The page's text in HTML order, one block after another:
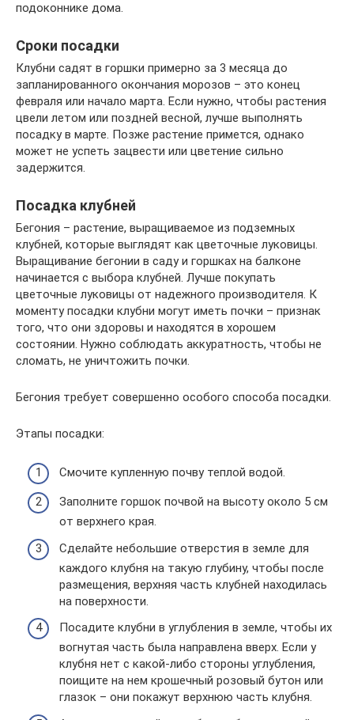
подоконнике дома.
Сроки посадки
Клубни садят в горшки примерно за 3 месяца до
запланированного окончания морозов – это конец
февраля или начало марта. Если нужно, чтобы растения
цвели летом или поздней весной, лучше выполнять
посадку в марте. Позже растение примется, однако
может не успеть зацвести или цветение сильно
задержится.
Посадка клубней
Бегония – растение, выращиваемое из подземных
клубней, которые выглядят как цветочные луковицы.
Выращивание бегонии в саду и горшках на балконе
начинается с выбора клубней. Лучше покупать
цветочные луковицы от надежного производителя. К
моменту посадки клубни могут иметь почки – признак
того, что они здоровы и находятся в хорошем
состоянии. Нужно соблюдать аккуратность, чтобы не
сломать, не уничтожить почки.
Бегония требует совершенно особого способа посадки.
Этапы посадки:
Смочите купленную почву теплой водой.
Заполните горшок почвой на высоту около 5 см
от верхнего края.
Сделайте небольшие отверстия в земле для
каждого клубня на такую ​​глубину, чтобы после
размещения, верхняя часть клубней находилась
на поверхности.
Посадите клубни в углубления в земле, чтобы их
вогнутая часть была направлена ​​вверх. Если у
клубня нет с какой-либо стороны углубления,
поищите на нем крошечный розовый бутон или
глазок – они покажут верхнюю часть клубня.